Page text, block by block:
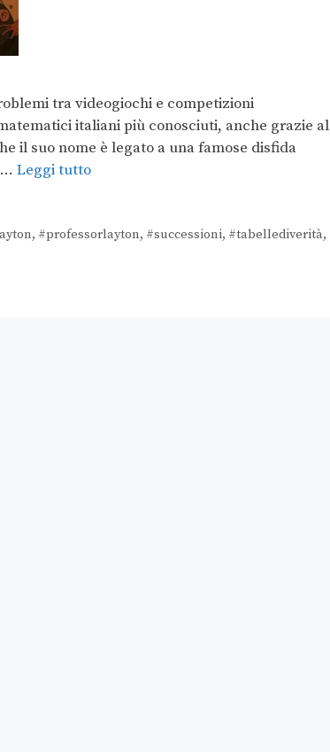
tra videogiochi e competizioni
italiani più conosciuti, anche grazie al
il suo nome è legato a una famose disfida
Leggi tutto
, #professorlayton, #successioni, #tabellediverità,